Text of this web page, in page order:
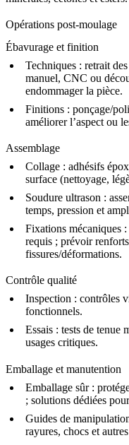
Opérations post-moulage
Ébavurage et finition
Techniques : retrait
manuel, CNC ou
endommager la pièce.
Finitions : ponçage/
améliorer l’aspect ou
Assemblage
Collage : adhésifs
surface (nettoyage,
Soudure ultrason :
temps, pression et
Fixations mécaniques :
requis ; prévoir
fissures/déformations.
Contrôle qualité
Inspection : contrôles
fonctionnels.
Essais : tests de tenue
usages critiques.
Emballage et manutention
Emballage sûr :
; solutions dédiées
Guides de
rayures, chocs et